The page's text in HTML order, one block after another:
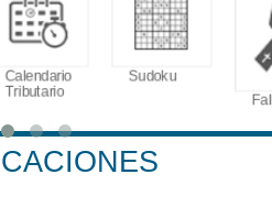
Aeropuerto
económicos